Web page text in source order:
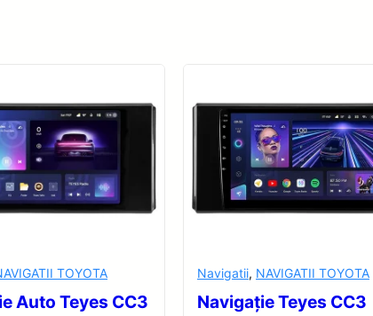
TOYOTA
Auto Teyes CC3
Navigatii, NAVIGATII TOYOTA
Navigație Teyes CC3